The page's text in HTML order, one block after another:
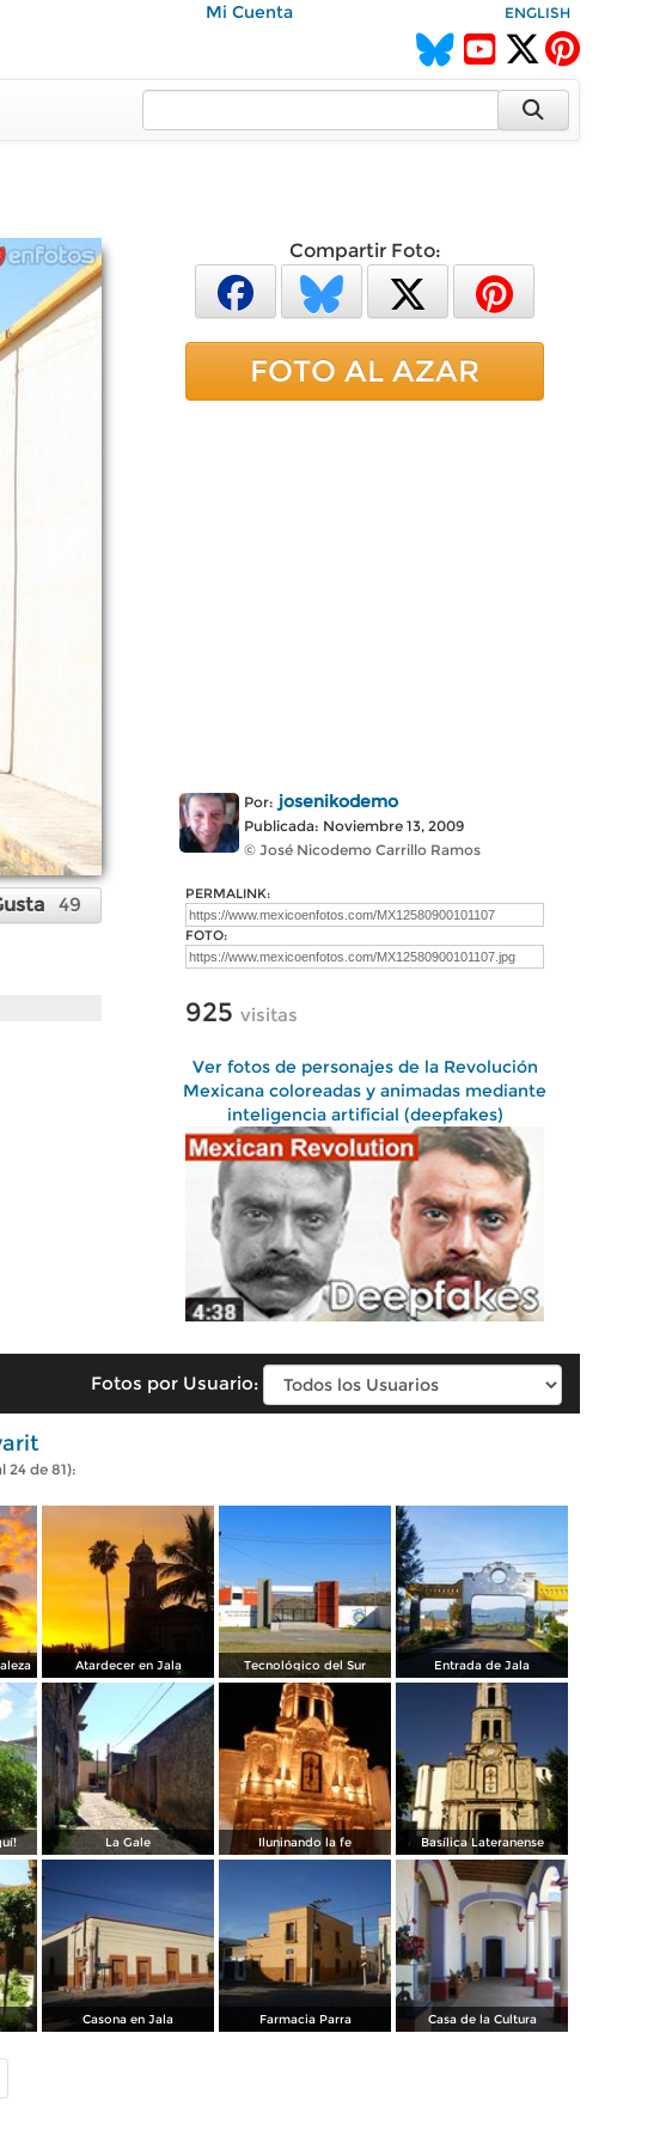
Mi Cuenta ENGLISH
49
Compartir Foto:
FOTO AL AZAR
Por: josenikodemo
Publicada: Noviembre 13, 2009
© José Nicodemo Carrillo Ramos
PERMALINK:
FOTO:
925 visitas
Ver fotos de personajes de la Revolución
Mexicana coloreadas y animadas mediante
inteligencia artificial (deepfakes)
Fotos por Usuario:
24 de 81):
Atardecer en Jala Tecnológico del Sur Entrada de Jala
La Gale Iluninando la fe Basílica Lateranense
Casona en Jala Farmacia Parra Casa de la Cultura